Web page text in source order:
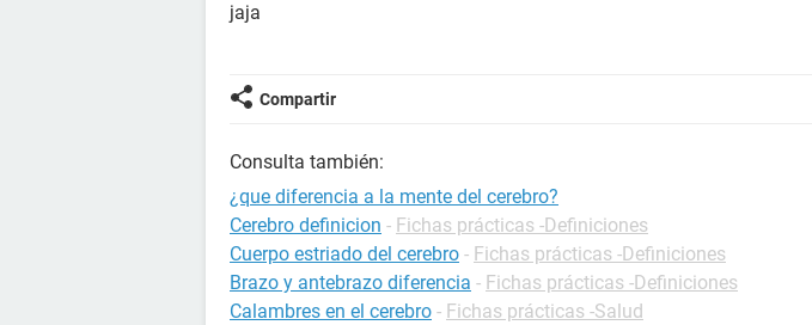
jaja
Compartir
Consulta también:
¿que diferencia a la mente del cerebro?
Cerebro definicion - Fichas prácticas -Definiciones
Cuerpo estriado del cerebro - Fichas prácticas -Definiciones
Brazo y antebrazo diferencia - Fichas prácticas -Definiciones
Calambres en el cerebro - Fichas prácticas -Salud